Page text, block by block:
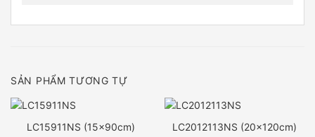
SẢN PHẨM TƯƠNG TỰ
LC15911NS (15x90cm) LC2012113NS (20x120cm)